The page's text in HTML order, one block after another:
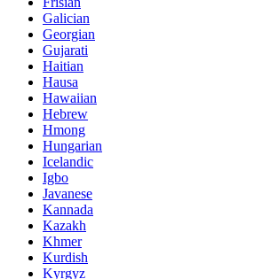
Galician
Georgian
Gujarati
Haitian
Hausa
Hawaiian
Hebrew
Hmong
Hungarian
Icelandic
Igbo
Javanese
Kannada
Kazakh
Khmer
Kurdish
Kyrgyz